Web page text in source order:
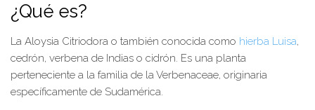
¿Qué es?
La Aloysia Citriodora o también conocida como hierba Luisa,
cedrón, verbena de Indias o cidrón. Es una planta
perteneciente a la familia de la Verbenaceae, originaria
específicamente de Sudamérica.